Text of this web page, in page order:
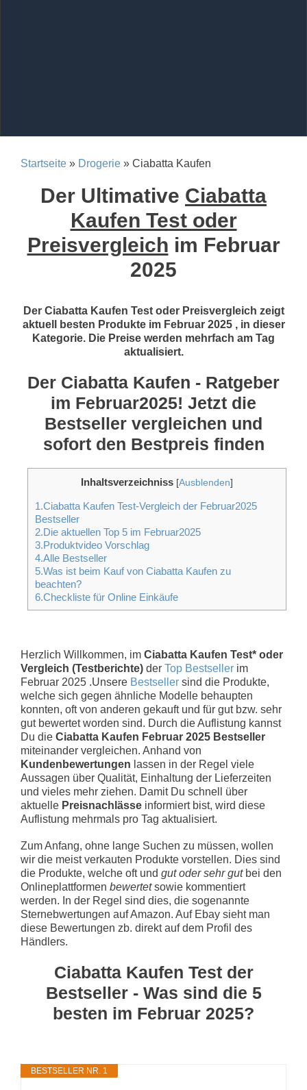
Startseite » Drogerie » Ciabatta Kaufen
Der Ultimative Ciabatta
Kaufen Test oder
Preisvergleich im Februar
2025
Der Ciabatta Kaufen Test oder Preisvergleich zeigt
aktuell besten Produkte im Februar 2025 , in dieser
Kategorie. Die Preise werden mehrfach am Tag
aktualisiert.
Der Ciabatta Kaufen - Ratgeber
im Februar2025! Jetzt die
Bestseller vergleichen und
sofort den Bestpreis finden
Inhaltsverzeichniss [Ausblenden]
1.Ciabatta Kaufen Test-Vergleich der Februar2025
Bestseller
2.Die aktuellen Top 5 im Februar2025
3.Produktvideo Vorschlag
4.Alle Bestseller
5.Was ist beim Kauf von Ciabatta Kaufen zu
beachten?
6.Checkliste für Online Einkäufe
Herzlich Willkommen, im Ciabatta Kaufen Test* oder
Vergleich (Testberichte) der Top Bestseller im
Februar 2025 .Unsere Bestseller sind die Produkte,
welche sich gegen ähnliche Modelle behaupten
konnten, oft von anderen gekauft und für gut bzw. sehr
gut bewertet worden sind. Durch die Auflistung kannst
Du die Ciabatta Kaufen Februar 2025 Bestseller
miteinander vergleichen. Anhand von
Kundenbewertungen lassen in der Regel viele
Aussagen über Qualität, Einhaltung der Lieferzeiten
und vieles mehr ziehen. Damit Du schnell über
aktuelle Preisnachlässe informiert bist, wird diese
Auflistung mehrmals pro Tag aktualisiert.
Zum Anfang, ohne lange Suchen zu müssen, wollen
wir die meist verkauten Produkte vorstellen. Dies sind
die Produkte, welche oft und gut oder sehr gutbei den
Onlineplattformen bewertetsowie kommentiert
werden. In der Regel sind dies, die sogenannte
Sternebwertungen auf Amazon. Auf Ebay sieht man
diese Bewertungen zb. direkt auf dem Profil des
Händlers.
Ciabatta Kaufen Test der
Bestseller - Was sind die 5
besten im Februar 2025?
BESTSELLER NR. 1